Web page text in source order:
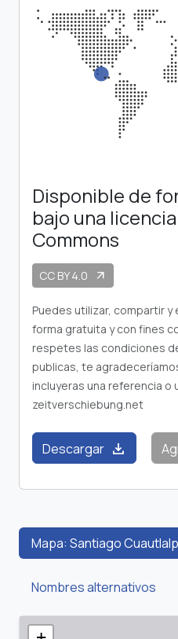
Disponible de
bajo una
Commons
CC BY 4.0 arrow_outward
Puedes utilizar, compartir
forma gratuita y con fines
respetes las condiciones
publicas, te
incluyeras una referencia o
zeitverschiebung.net
Descargar download
Mapa: Santiago
Nombres alternativos